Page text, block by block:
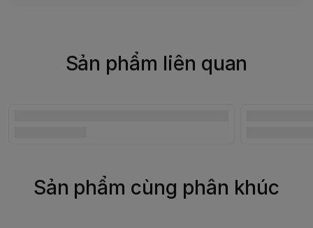
Sản phẩm liên quan
Sản phẩm cùng phân khúc